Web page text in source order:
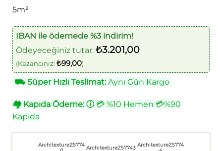
5m²
IBAN ile ödemede %3 indirim!
Ödeyeceğiniz tutar: ₺3.201,00
(Kazancınız: ₺99,00)
⛟Süper Hızlı Teslimat:Aynı Gün Kargo
🏘 Kapıda Ödeme: ⓘ💳 %10 Hemen 💳%90
Kapıda
ArchitextureZ5774 ArchitextureZ57743 ArchitextureZ5774